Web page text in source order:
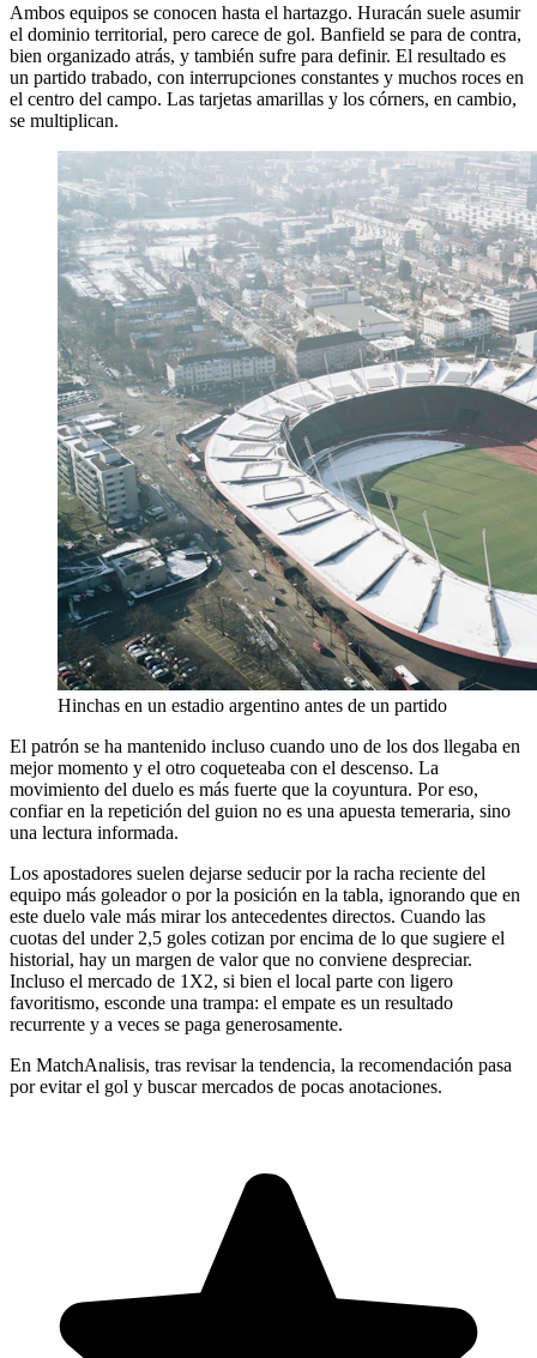
Ambos equipos se conocen hasta el hartazgo. Huracán suele asumir
el dominio territorial, pero carece de gol. Banfield se para de contra,
bien organizado atrás, y también sufre para definir. El resultado es
un partido trabado, con interrupciones constantes y muchos roces en
el centro del campo. Las tarjetas amarillas y los córners, en cambio,
se multiplican.
Hinchas en un estadio argentino antes de un partido
El patrón se ha mantenido incluso cuando uno de los dos llegaba en
mejor momento y el otro coqueteaba con el descenso. La
movimiento del duelo es más fuerte que la coyuntura. Por eso,
confiar en la repetición del guion no es una apuesta temeraria, sino
una lectura informada.
Los apostadores suelen dejarse seducir por la racha reciente del
equipo más goleador o por la posición en la tabla, ignorando que en
este duelo vale más mirar los antecedentes directos. Cuando las
cuotas del under 2,5 goles cotizan por encima de lo que sugiere el
historial, hay un margen de valor que no conviene despreciar.
Incluso el mercado de 1X2, si bien el local parte con ligero
favoritismo, esconde una trampa: el empate es un resultado
recurrente y a veces se paga generosamente.
En MatchAnalisis, tras revisar la tendencia, la recomendación pasa
por evitar el gol y buscar mercados de pocas anotaciones.